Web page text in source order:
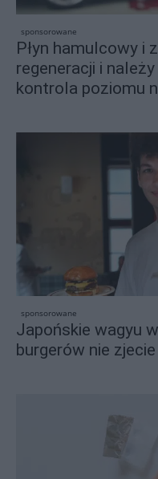
sponsorowane
Płyn hamulcowy i
regeneracji i
kontrola poziomu
sponsorowane
Japońskie wagyu
burgerów nie